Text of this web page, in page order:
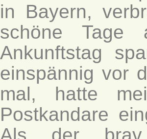
in Bayern,
schöne Tage
Ankunftstag
einspännig vor
mal, hatte
Postkandare